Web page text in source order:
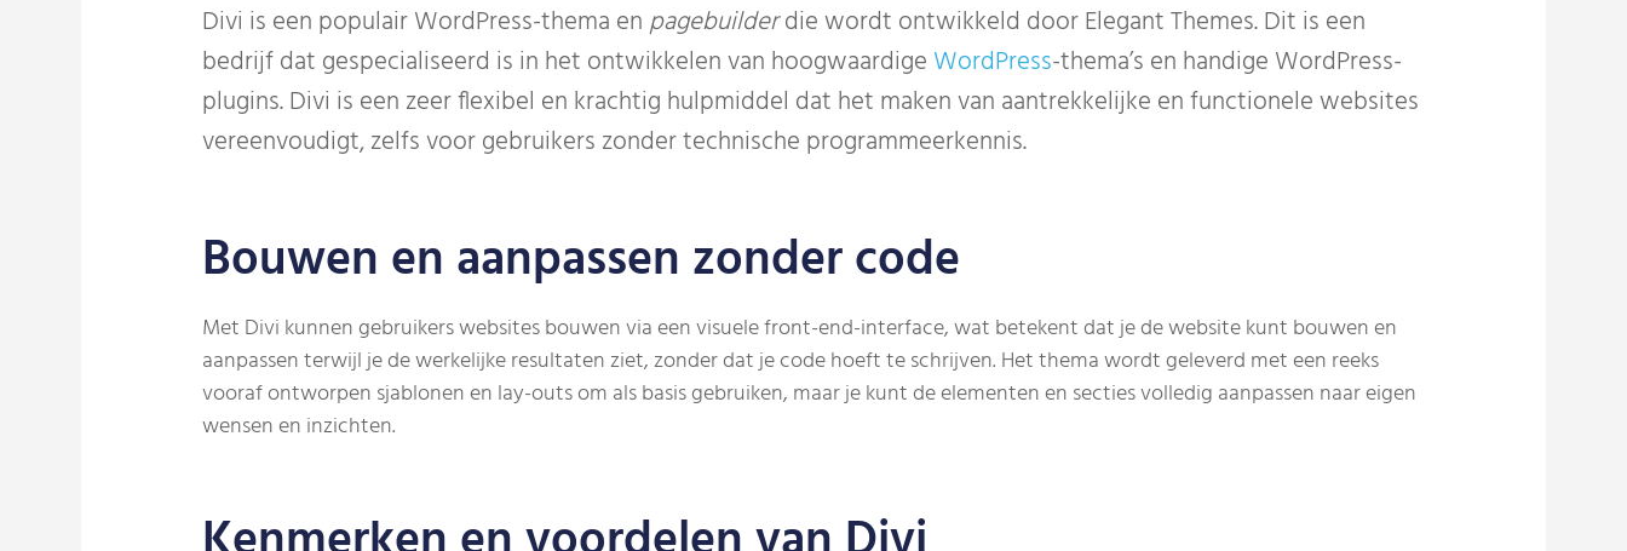
Divi is een populair WordPress-thema en pagebuilderdie wordt ontwikkeld door Elegant Themes. Dit is een
bedrijf dat gespecialiseerd is in het ontwikkelen van hoogwaardige WordPress-thema’s en handige WordPress-
plugins. Divi is een zeer flexibel en krachtig hulpmiddel dat het maken van aantrekkelijke en functionele websites
vereenvoudigt, zelfs voor gebruikers zonder technische programmeerkennis.
Bouwen en aanpassen zonder code
Met Divi kunnen gebruikers websites bouwen via een visuele front-end-interface, wat betekent dat je de website kunt bouwen en
aanpassen terwijl je de werkelijke resultaten ziet, zonder dat je code hoeft te schrijven. Het thema wordt geleverd met een reeks
vooraf ontworpen sjablonen en lay-outs om als basis gebruiken, maar je kunt de elementen en secties volledig aanpassen naar eigen
wensen en inzichten.